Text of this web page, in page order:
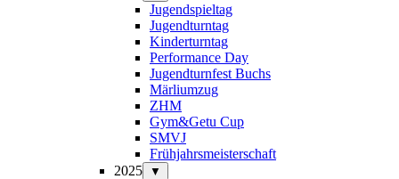
Jugendspieltag
Jugendturntag
Kinderturntag
Performance Day
Jugendturnfest Buchs
Märliumzug
ZHM
Gym&Getu Cup
SMVJ
Frühjahrsmeisterschaft
2025
▼